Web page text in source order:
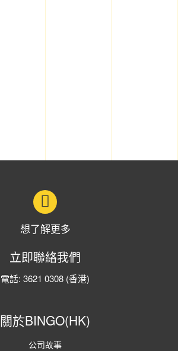
想了解更多
立即聯絡我們
電話: 3621 0308 (香港)
關於BINGO(HK)
公司故事